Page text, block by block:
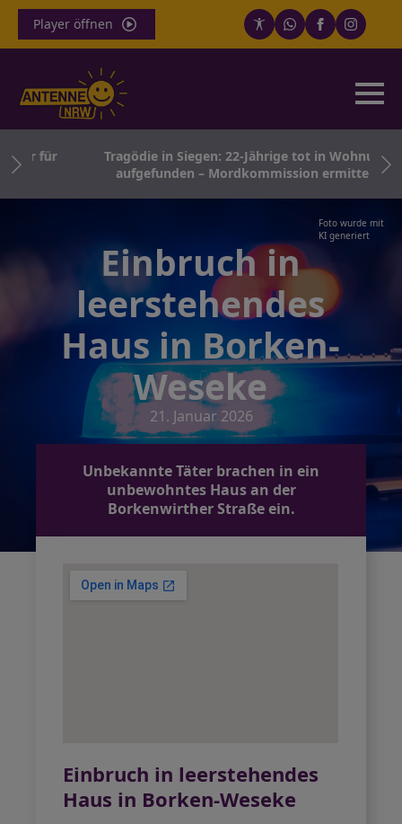
Player öffnen
für
Tragödie in Siegen: 22-Jährige tot in Wohnung
aufgefunden – Mordkommission ermittelt
Foto wurde mit
KI generiert
Einbruch in
leerstehendes
Haus in Borken-
Weseke
21. Januar 2026
Unbekannte Täter brachen in ein
unbewohntes Haus an der
Borkenwirther Straße ein.
Einbruch in leerstehendes
Haus in Borken-Weseke